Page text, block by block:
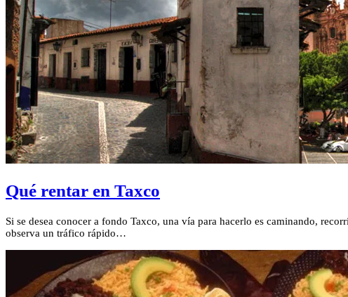
Qué rentar en Taxco
Si se desea conocer a fondo Taxco, una vía para hacerlo es caminando,
observa un tráfico rápido…